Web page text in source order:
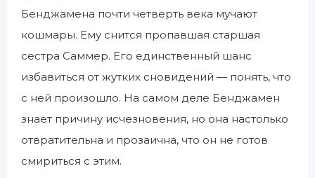
Бенджамена почти четверть века мучают
кошмары. Ему снится пропавшая старшая
сестра Саммер. Его единственный шанс
избавиться от жутких сновидений — понять, что
с ней произошло. На самом деле Бенджамен
знает причину исчезновения, но она настолько
отвратительна и прозаична, что он не готов
смириться с этим.